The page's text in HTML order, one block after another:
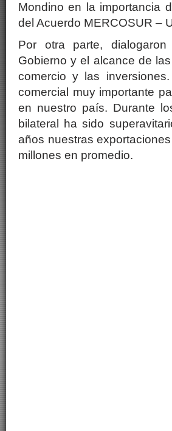
Mondino en la importancia
del Acuerdo MERCOSUR –
Por otra parte,
Gobierno y el alcance de
comercio y las
comercial muy importante
en nuestro país. Durante
bilateral ha sido
años nuestras
millones en promedio.